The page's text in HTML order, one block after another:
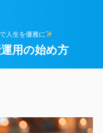
人生を優雅に
用の始め方